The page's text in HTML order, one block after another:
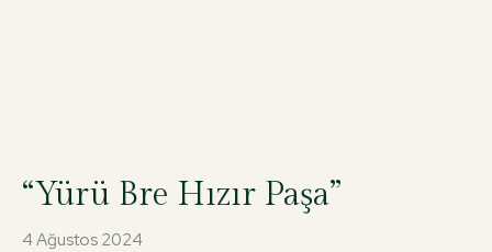
“Yürü Bre Hızır Paşa”
4 Ağustos 2024